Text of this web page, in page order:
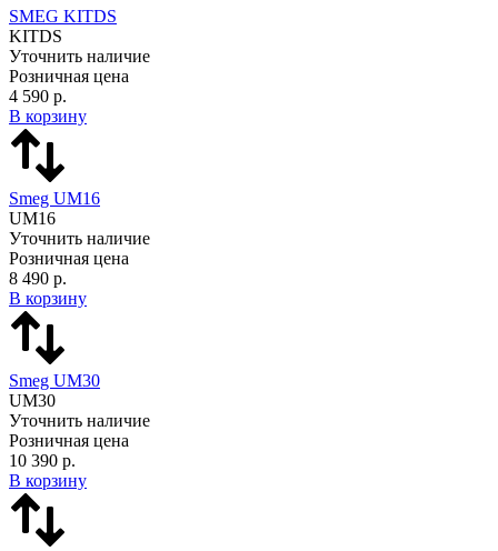
SMEG KITDS
KITDS
Уточнить наличие
Розничная цена
4 590 р.
В корзину
Smeg UM16
UM16
Уточнить наличие
Розничная цена
8 490 р.
В корзину
Smeg UM30
UM30
Уточнить наличие
Розничная цена
10 390 р.
В корзину